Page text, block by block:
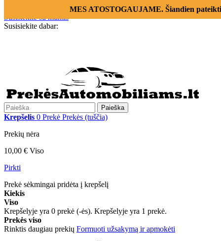
MES ATOSTOGAUJAME. Šiandien
Susisiekite su mumis
Susisiekite dabar:
Paieška
Krepšelis 0 Prekė Prekės (tuščia)
Prekių nėra
10,00 € Viso
Pirkti
Prekė sėkmingai pridėta į krepšelį
Kiekis
Viso
Krepšelyje yra 0 prekė (-ės). Krepšelyje yra 1 prekė.
Prekės viso
Rinktis daugiau prekių Formuoti užsakymą ir apmokėti